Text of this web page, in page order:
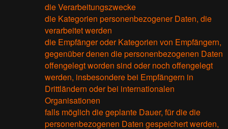
die Verarbeitungszwecke
die Kategorien personenbezogener Daten, die
verarbeitet werden
die Empfänger oder Kategorien von Empfängern,
gegenüber denen die personenbezogenen Daten
offengelegt worden sind oder noch offengelegt
werden, insbesondere bei Empfängern in
Drittländern oder bei internationalen
Organisationen
falls möglich die geplante Dauer, für die die
personenbezogenen Daten gespeichert werden,